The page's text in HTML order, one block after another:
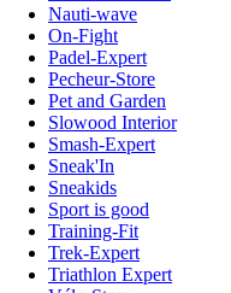
Nauti-wave
On-Fight
Padel-Expert
Pecheur-Store
Pet and Garden
Slowood Interior
Smash-Expert
Sneak'In
Sneakids
Sport is good
Training-Fit
Trek-Expert
Triathlon Expert